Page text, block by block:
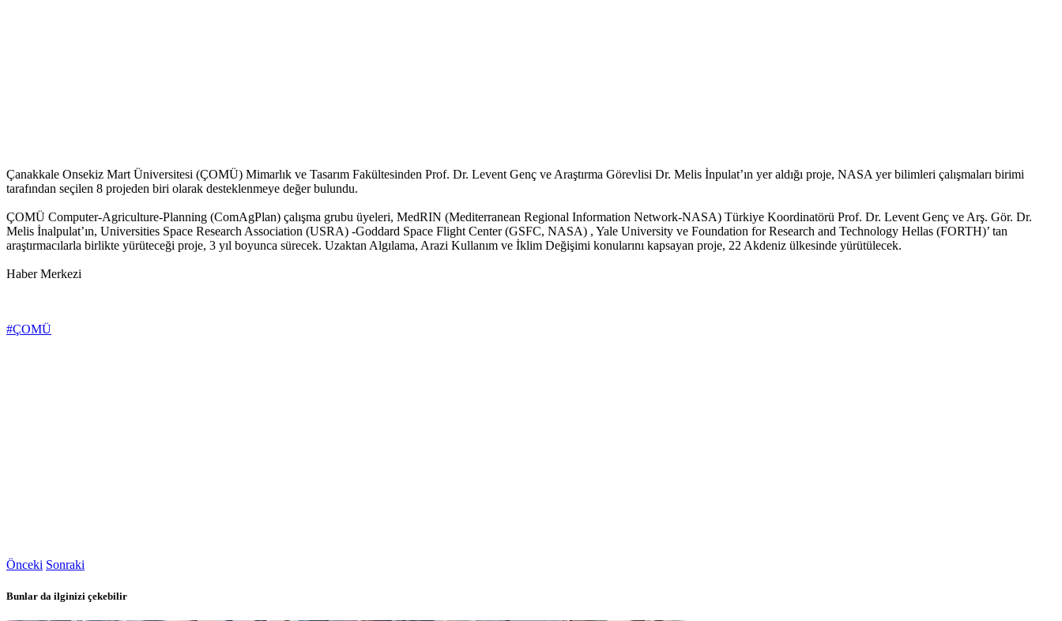
Çanakkale Onsekiz Mart Üniversitesi (ÇOMÜ) Mimarlık ve Tasarım Fakültesinden Prof. Dr. Levent Genç ve Araştırma Görevlisi Dr. Melis İnpulat’ın yer aldığı proje, NASA yer bilimleri çalışmaları birimi
tarafından seçilen 8 projeden biri olarak desteklenmeye değer bulundu.
ÇOMÜ Computer-Agriculture-Planning (ComAgPlan) çalışma grubu üyeleri, MedRIN (Mediterranean Regional Information Network-NASA) Türkiye Koordinatörü Prof. Dr. Levent Genç ve Arş. Gör. Dr.
Melis İnalpulat’ın, Universities Space Research Association (USRA) -Goddard Space Flight Center (GSFC, NASA) , Yale University ve Foundation for Research and Technology Hellas (FORTH)’ tan
araştırmacılarla birlikte yürüteceği proje, 3 yıl boyunca sürecek. Uzaktan Algılama, Arazi Kullanım ve İklim Değişimi konularını kapsayan proje, 22 Akdeniz ülkesinde yürütülecek.
Haber Merkezi
#ÇOMÜ
Önceki Sonraki
Bunlar da ilginizi çekebilir